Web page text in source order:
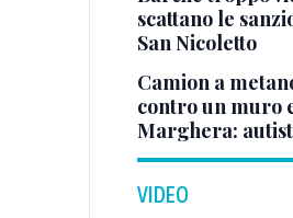
scattano le
San Nicoletto
Camion a
contro un muro
Marghera:
VIDEO